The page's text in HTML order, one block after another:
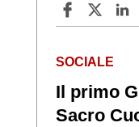
SOCIALE
Il primo
Sacro